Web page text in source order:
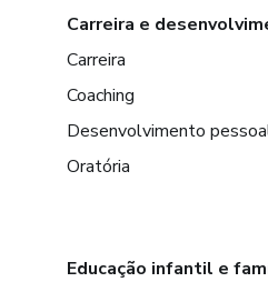
Carreira e
Carreira
Coaching
Desenvolvimento
Oratória
Educação infantil e